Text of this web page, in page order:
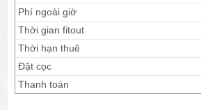
Phí ngoài giờ
Thời gian fitout
Thời hạn thuê
Đặt cọc
Thanh toán